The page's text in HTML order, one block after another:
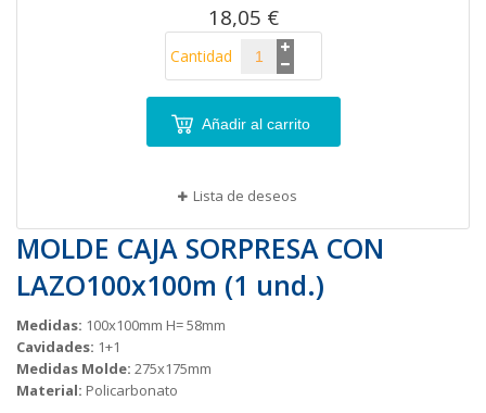
18,05 €
Cantidad
Añadir al carrito
Lista de deseos
MOLDE CAJA SORPRESA CON
LAZO100x100m (1 und.)
Medidas: 100x100mm H= 58mm
Cavidades: 1+1
Medidas Molde: 275x175mm
Material: Policarbonato